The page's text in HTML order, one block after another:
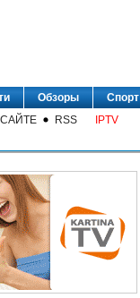
Обзоры Спорт
RSS
IPTV